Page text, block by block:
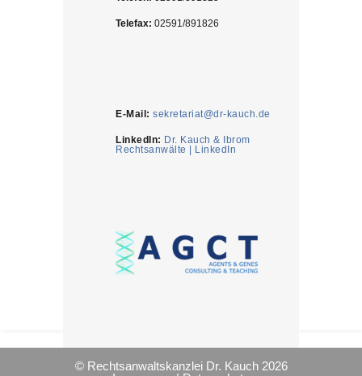
Telefax: 02591/891826
E-Mail: sekretariat@dr-kauch.de
LinkedIn: Dr. Kauch & Ibrom
Rechtsanwälte | LinkedIn
© Rechtsanwaltskanzlei Dr. Kauch 2026